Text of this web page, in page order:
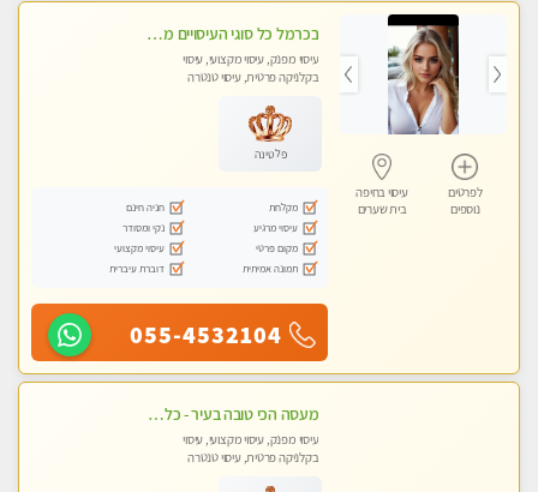
לפרטים
נוספים
עיסוי בחיפה
בית שערים
בכרמל כל סוגי העיסויים מעסה מקצועית ואיכותית פרטי!!!
עיסוי מפנק, עיסוי מקצועי, עיסוי
בקלניקה פרטית, עיסוי טנטרה
פלטינה
מקלחת
חניה חינם
עיסוי מרגיע
נקי ומסודר
מקום פרטי
עיסוי מקצועי
תמונה אמיתית
דוברת עיברית
055-4532104
מעסה הכי טובה בעיר - כל סוגי העיסויים מעסה מקצועית ואיכותית פרטי!!!
עיסוי מפנק, עיסוי מקצועי, עיסוי
בקלניקה פרטית, עיסוי טנטרה